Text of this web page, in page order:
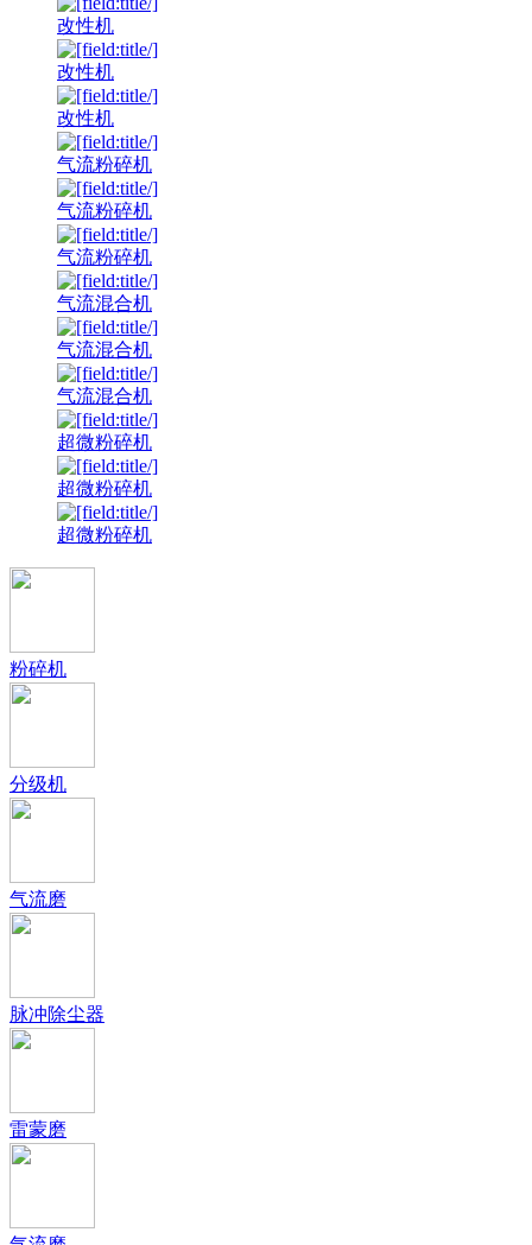
改性机
改性机
改性机
气流粉碎机
气流粉碎机
气流粉碎机
气流混合机
气流混合机
气流混合机
超微粉碎机
超微粉碎机
超微粉碎机
粉碎机
分级机
气流磨
脉冲除尘器
雷蒙磨